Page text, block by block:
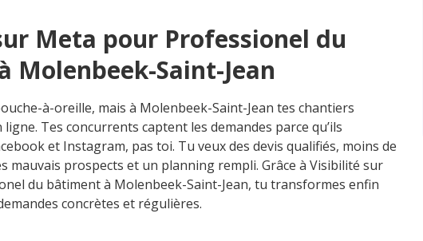
Meta pour Professionel du
Molenbeek-Saint-Jean
à-oreille, mais à Molenbeek-Saint-Jean tes chantiers
Tes concurrents captent les demandes parce qu’ils
et Instagram, pas toi. Tu veux des devis qualifiés, moins de
mauvais prospects et un planning rempli. Grâce à Visibilité sur
du bâtiment à Molenbeek-Saint-Jean, tu transformes enfin
concrètes et régulières.